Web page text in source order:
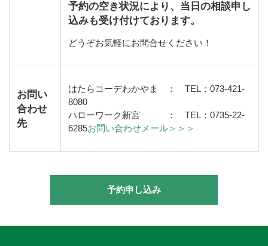
予約の空き状況により、当日の相談申し
込みも受け付けております。
どうぞお気軽にお問合せください！
お問い
合わせ
先
はたらコーデわかやま ： TEL ： 073-421-
8080
ハローワーク新宮 ： TEL ： 0735-22-
6285お問い合わせメール＞＞＞
予約申し込み